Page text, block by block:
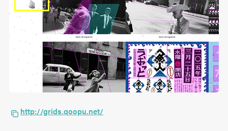
http://grids.qoopu.net/